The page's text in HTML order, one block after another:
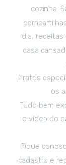
cozinha.
dia, receitas
casa
Pratos
os
Tudo bem
e vídeo do
Fique
cadastro e